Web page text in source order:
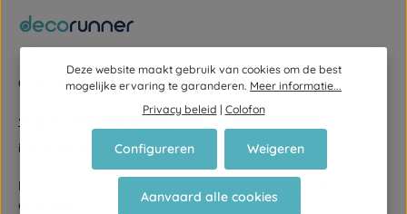
Ondersteuning en advies via:
+32 (0) 496 40 04 74
info@decorunner.be
Meirhaegstraat 16-1 9790 Wortegem-Petegem (enkel op
afspraak)
Deze website maakt gebruik van cookies om de best
mogelijke ervaring te garanderen. Meer informatie...
Privacy beleid | Colofon
Weigeren
Configureren
Aanvaard alle cookies